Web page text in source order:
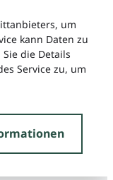
um
kann Daten zu
die Details
Service zu, um